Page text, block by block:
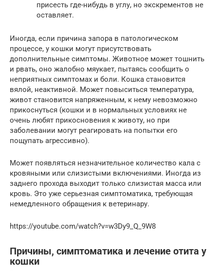
присесть где-нибудь в углу, но экскрементов не
оставляет.
Иногда, если причина запора в патологическом
процессе, у кошки могут присутствовать
дополнительные симптомы. Животное может тошнить
и рвать, оно жалобно мяукает, пытаясь сообщить о
неприятных симптомах и боли. Кошка становится
вялой, неактивной. Может повыситься температура,
живот становится напряженным, к нему невозможно
прикоснуться (кошки и в нормальных условиях не
очень любят прикосновения к животу, но при
заболевании могут реагировать на попытки его
пощупать агрессивно).
Может появляться незначительное количество кала с
кровяными или слизистыми включениями. Иногда из
заднего прохода выходит только слизистая масса или
кровь. Это уже серьезная симптоматика, требующая
немедленного обращения к ветеринару.
https://youtube.com/watch?v=w3Dy9_Q_9W8
Причины, симптоматика и лечение отита у
кошки